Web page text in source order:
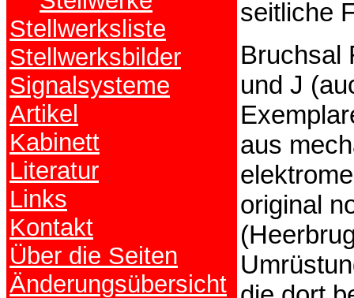
Stellwerksliste
Stellwerksbilder
Signalsysteme
Artikel
Kabinett
Literatur
Links
Kontakt
Über die Seiten
Änderungsübersicht
seitliche
Bruchsal
und J
aus
original